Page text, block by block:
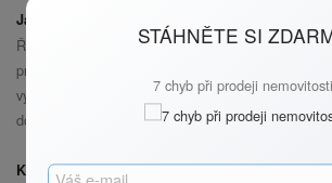
Jak požádat o odklad splátek
Řada bank už na svých internetových stránkách
prostřednictvím kterého můžete o odklad splátek
vyzývají, abyste je kontaktovali e-mailem. Každou
doložit.
Kdo má nárok na odklad splátek:
STÁHNĚTE SI
7 chyb při prodeji nemovitosti